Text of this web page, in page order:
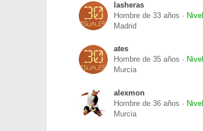
lasheras
Hombre de 33 años ·
Madrid
ates
Hombre de 35 años ·
Murcia
alexmon
Hombre de 36 años ·
Murcia